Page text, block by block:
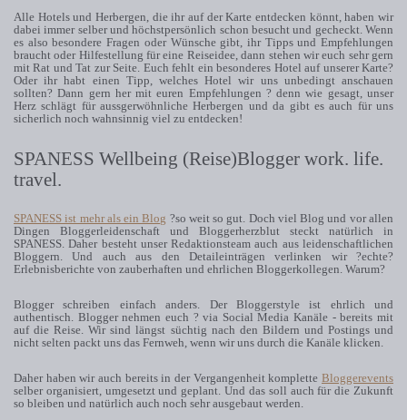
Alle Hotels und Herbergen, die ihr auf der Karte entdecken könnt, haben wir
dabei immer selber und höchstpersönlich schon besucht und gecheckt. Wenn
es also besondere Fragen oder Wünsche gibt, ihr Tipps und Empfehlungen
braucht oder Hilfestellung für eine Reiseidee, dann stehen wir euch sehr gern
mit Rat und Tat zur Seite. Euch fehlt ein besonderes Hotel auf unserer Karte?
Oder ihr habt einen Tipp, welches Hotel wir uns unbedingt anschauen
sollten? Dann gern her mit euren Empfehlungen ? denn wie gesagt, unser
Herz schlägt für aussgerwöhnliche Herbergen und da gibt es auch für uns
sicherlich noch wahnsinnig viel zu entdecken!
SPANESS Wellbeing (Reise)Blogger work. life.
travel.
SPANESS ist mehr als ein Blog ?so weit so gut. Doch viel Blog und vor allen
Dingen Bloggerleidenschaft und Bloggerherzblut steckt natürlich in
SPANESS. Daher besteht unser Redaktionsteam auch aus leidenschaftlichen
Bloggern. Und auch aus den Detaileinträgen verlinken wir ?echte?
Erlebnisberichte von zauberhaften und ehrlichen Bloggerkollegen. Warum?
Blogger schreiben einfach anders. Der Bloggerstyle ist ehrlich und
authentisch. Blogger nehmen euch ? via Social Media Kanäle - bereits mit
auf die Reise. Wir sind längst süchtig nach den Bildern und Postings und
nicht selten packt uns das Fernweh, wenn wir uns durch die Kanäle klicken.
Daher haben wir auch bereits in der Vergangenheit komplette Bloggerevents
selber organisiert, umgesetzt und geplant. Und das soll auch für die Zukunft
so bleiben und natürlich auch noch sehr ausgebaut werden.